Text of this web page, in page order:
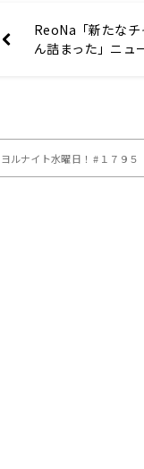
ReoNa「新たな
ん詰まった」ニュ
ルナイト水曜日！ #１７９